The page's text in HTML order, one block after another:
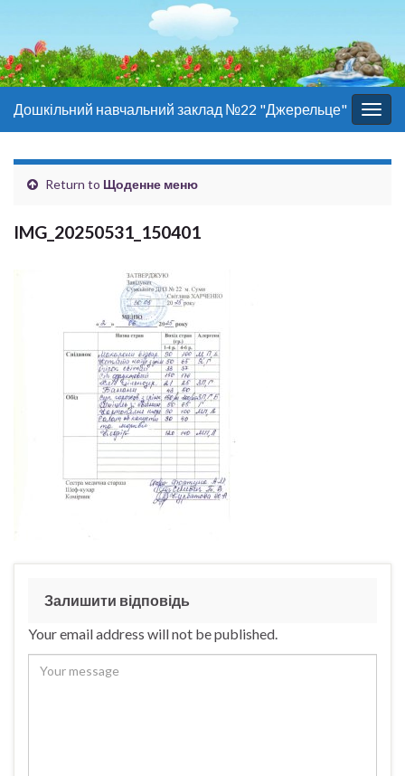
Дошкільний навчальний заклад №22 "Джерельце"
Return to Щоденне меню
IMG_20250531_150401
Залишити відповідь
Your email address will not be published.